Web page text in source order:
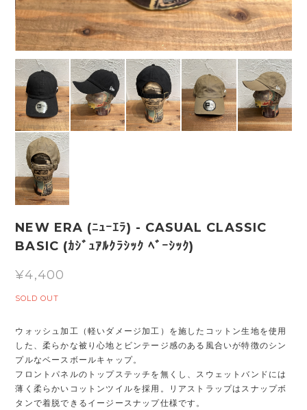
NEW ERA (ﾆｭｰｴﾗ) - CASUAL CLASSIC
BASIC (ｶｼﾞｭｱﾙｸﾗｼｯｸ ﾍﾞｰｼｯｸ)
¥4,400
SOLD OUT
ウォッシュ加工（軽いダメージ加工）を施したコットン生地を使用
した、柔らかな被り心地とビンテージ感のある風合いが特徴のシン
プルなベースボールキャップ。
フロントパネルのトップステッチを無くし、スウェットバンドには
薄く柔らかいコットンツイルを採用。リアストラップはスナップボ
タンで着脱できるイージースナップ仕様です。